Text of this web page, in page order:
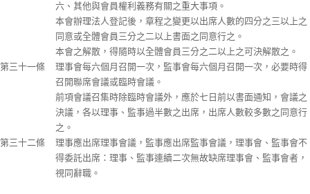
六、其他與會員權利義務有關之重大事項。
本會辦理法人登記後，章程之變更以出席人數的四分之三以上之
同意或全體會員三分之二以上書面之同意行之。
本會之解散，得隨時以全體會員三分之二以上之可決解散之。
第三十一條
理事會每六個月召開一次，監事會每六個月召開一次，必要時得
召開聯席會議或臨時會議。
前項會議召集時除臨時會議外，應於七日前以書面通知，會議之
決議，各以理事、監事過半數之出席，出席人數較多數之同意行
之。
第三十二條
理事應出席理事會議，監事應出席監事會議，理事會、監事會不
得委託出席：理事、監事連續二次無故缺席理事會、監事會者，
視同辭職。